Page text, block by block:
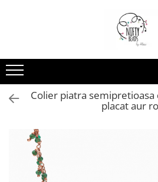
Colier piatra
placat aur